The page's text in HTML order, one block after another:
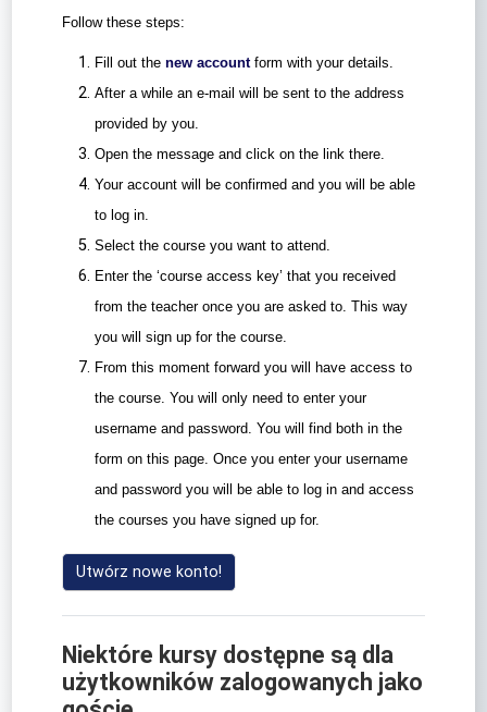
Follow these steps:
Fill out thenew accountform with your details.
After a while an e-mail will be sent to the address
provided by you.
Open the message and click on the link there.
Your account will be confirmed and you will be able
to log in.
Select the course you want to attend.
Enter the ‘course access key’ that you received
from the teacher once you are asked to. This way
you will sign up for the course.
From this moment forward you will have access to
the course. You will only need to enter your
username and password. You will find both in the
form on this page. Once you enter your username
and password you will be able to log in and access
the courses you have signed up for.
Utwórz nowe konto!
Niektóre kursy dostępne są dla
użytkowników zalogowanych jako